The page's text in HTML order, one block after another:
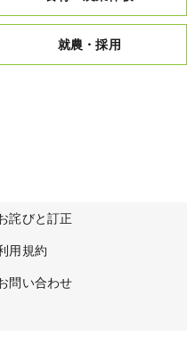
就農・採用
詫びと訂正
用規約
問い合わせ